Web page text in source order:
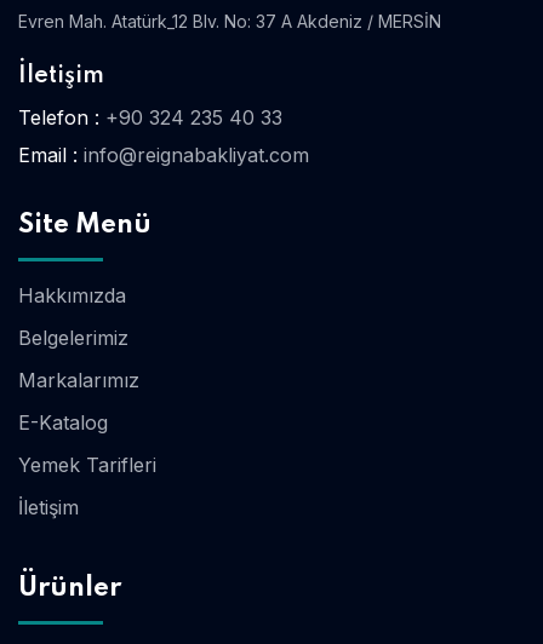
Evren Mah. Atatürk_12 Blv. No: 37 A Akdeniz / MERSİN
İletişim
Telefon : +90 324 235 40 33
Email : info@reignabakliyat.com
Site Menü
Hakkımızda
Belgelerimiz
Markalarımız
E-Katalog
Yemek Tarifleri
İletişim
Ürünler